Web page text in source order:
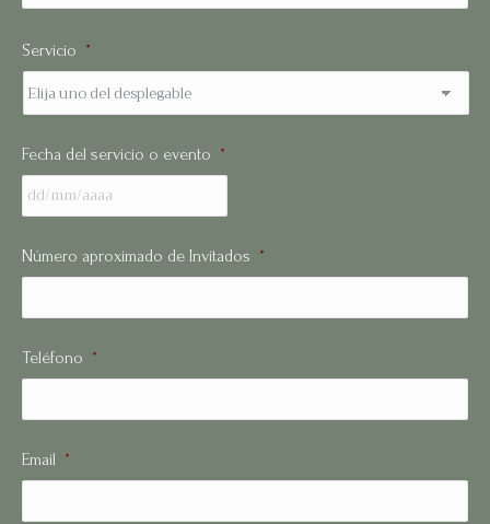
Servicio *
Fecha del servicio o evento *
Número aproximado de Invitados *
Teléfono *
Email *